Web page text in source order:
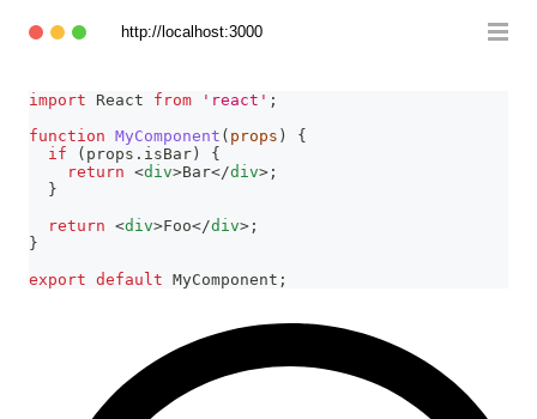
http://localhost:3000
import React from 'react' ;
function MyComponent ( props )
{
if
( props . isBar )
{
return <div>Bar</div> ;
}
return <div>Foo</div> ;
}
export default MyComponent ;